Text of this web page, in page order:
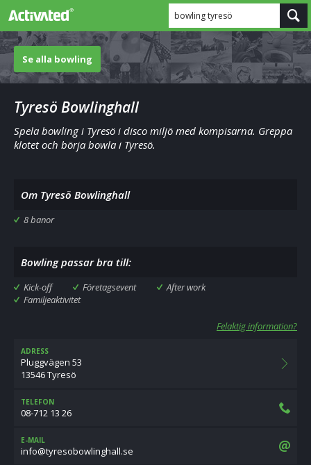
bowling tyresö
Se alla bowling
Tyresö Bowlinghall
Spela bowling i Tyresö i disco miljö med kompisarna. Greppa
klotet och börja bowla i Tyresö.
Om Tyresö Bowlinghall
8 banor
Bowling passar bra till:
Kick-off Företagsevent
After work
Familjeaktivitet
Felaktig information?
ADRESS
Pluggvägen 53
13546 Tyresö
TELEFON
08-712 13 26
E-MAIL
es.llahgnilwoboseryt@ofni